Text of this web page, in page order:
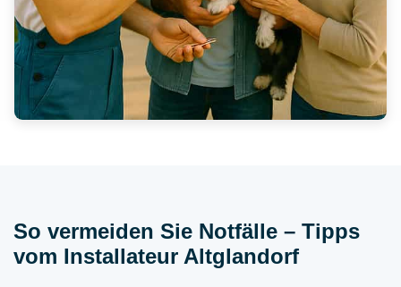
So vermeiden Sie Notfälle – Tipps
vom Installateur Altglandorf